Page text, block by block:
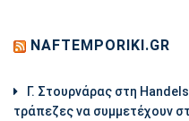
NAFTEMPORIKI.GR
Γ. Στουρνάρας στη
τράπεζες να συμμετέχουν